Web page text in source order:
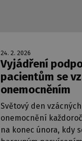
24. 2. 2026
Vyjádření
pacientům se
onemocněním
Světový den vzácných
onemocnění
na konec února, kdy